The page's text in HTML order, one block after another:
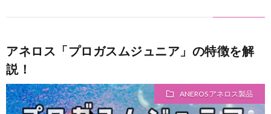
アネロス「プロガスムジュニア」の特徴を解
説！
ANEROS アネロス製品